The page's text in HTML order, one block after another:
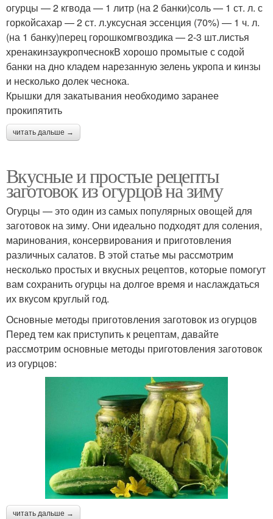
огурцы — 2 кгвода — 1 литр (на 2 банки)соль — 1 ст. л. с
горкойсахар — 2 ст. л.уксусная эссенция (70%) — 1 ч. л.
(на 1 банку)перец горошкомгвоздика — 2-3 шт.листья
хренакинзаукропчеснокВ хорошо промытые с содой
банки на дно кладем нарезанную зелень укропа и кинзы
и несколько долек чеснока.
Крышки для закатывания необходимо заранее
прокипятить
читать дальше →
Вкусные и простые рецепты
заготовок из огурцов на зиму
Огурцы — это один из самых популярных овощей для
заготовок на зиму. Они идеально подходят для соления,
маринования, консервирования и приготовления
различных салатов. В этой статье мы рассмотрим
несколько простых и вкусных рецептов, которые помогут
вам сохранить огурцы на долгое время и наслаждаться
их вкусом круглый год.
Основные методы приготовления заготовок из огурцов
Перед тем как приступить к рецептам, давайте
рассмотрим основные методы приготовления заготовок
из огурцов:
читать дальше →